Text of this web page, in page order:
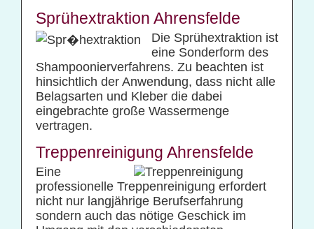
Sprühextraktion Ahrensfelde
Die Sprühextraktion ist
eine Sonderform des
Shampoonierverfahrens. Zu beachten ist
hinsichtlich der Anwendung, dass nicht alle
Belagsarten und Kleber die dabei
eingebrachte große Wassermenge
vertragen.
Treppenreinigung Ahrensfelde
Eine
professionelle Treppenreinigung erfordert
nicht nur langjährige Berufserfahrung
sondern auch das nötige Geschick im